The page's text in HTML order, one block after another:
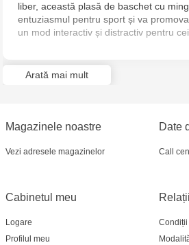
Jucărenia Cahul - str. Ștefan
Multistore Soroca - bd. Ștefan
Jucărenia Bălți- EviMall, et2
liber, această plasă de baschet cu
entuziasmul pentru sport și va
un mod interactiv și distractiv pentru
Arată mai mult
Magazinele noastre
Vezi adresele magazinelor
Condiții
Cabinetul meu
Logare
Profilul meu
Date
Call